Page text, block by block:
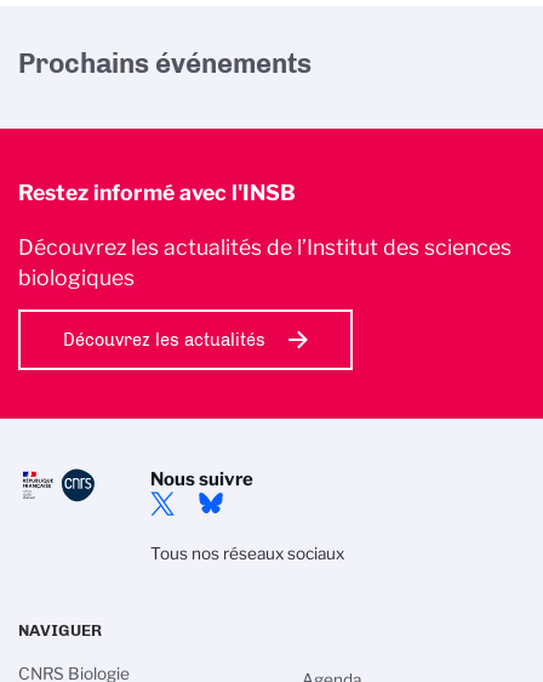
Prochains événements
Restez informé avec l'INSB
Découvrez les actualités de l’Institut des sciences
biologiques
Découvrez les actualités
Nous suivre
Tous nos réseaux sociaux
NAVIGUER
CNRS Biologie